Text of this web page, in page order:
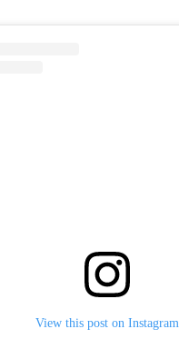
View this post on Instagram